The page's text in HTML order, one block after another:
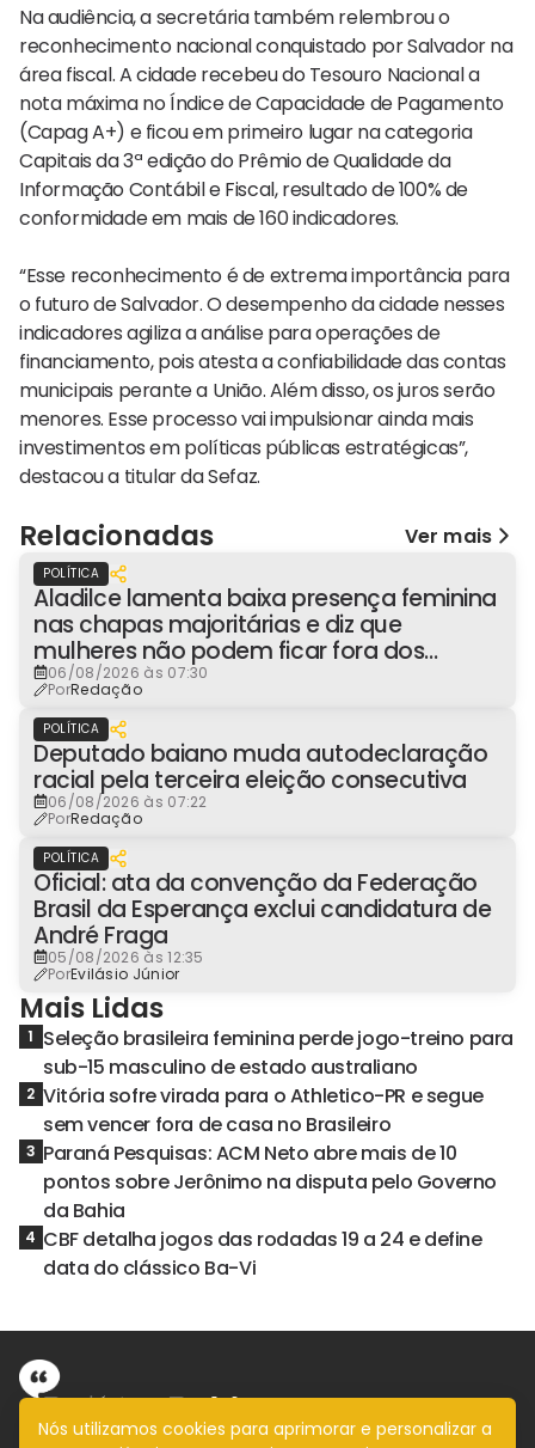
Na audiência, a secretária também relembrou o
reconhecimento nacional conquistado por Salvador na
área fiscal. A cidade recebeu do Tesouro Nacional a
nota máxima no Índice de Capacidade de Pagamento
(Capag A+) e ficou em primeiro lugar na categoria
Capitais da 3ª edição do Prêmio de Qualidade da
Informação Contábil e Fiscal, resultado de 100% de
conformidade em mais de 160 indicadores.
“Esse reconhecimento é de extrema importância para
o futuro de Salvador. O desempenho da cidade nesses
indicadores agiliza a análise para operações de
financiamento, pois atesta a confiabilidade das contas
municipais perante a União. Além disso, os juros serão
menores. Esse processo vai impulsionar ainda mais
investimentos em políticas públicas estratégicas”,
destacou a titular da Sefaz.
Relacionadas Ver mais
POLÍTICA
Aladilce lamenta baixa presença feminina
nas chapas majoritárias e diz que
mulheres não podem ficar fora dos
espaços de poder
06/08/2026 às 07:30
PorRedação
POLÍTICA
Deputado baiano muda autodeclaração
racial pela terceira eleição consecutiva
06/08/2026 às 07:22
PorRedação
POLÍTICA
Oficial: ata da convenção da Federação
Brasil da Esperança exclui candidatura de
André Fraga
05/08/2026 às 12:35
PorEvilásio Júnior
Mais Lidas
1 Seleção brasileira feminina perde jogo-treino para
sub-15 masculino de estado australiano
2 Vitória sofre virada para o Athletico-PR e segue
sem vencer fora de casa no Brasileiro
3 Paraná Pesquisas: ACM Neto abre mais de 10
pontos sobre Jerônimo na disputa pelo Governo
da Bahia
4 CBF detalha jogos das rodadas 19 a 24 e define
data do clássico Ba-Vi
Nós utilizamos cookies para aprimorar e personalizar a